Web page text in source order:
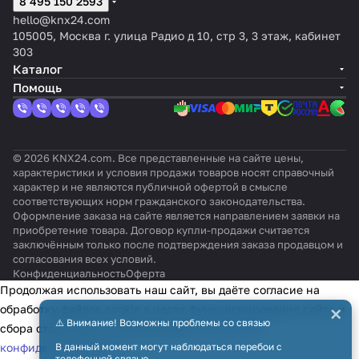
hello@knx24.com
105005, Москва г. улица Радио д 10, стр 3, 3 этаж, кабинет
303
Каталог
Помощь
© 2026 KNX24.com. Все представленные на сайте цены,
характеристики и условия продажи товаров носят справочный
характер и не являются публичной офертой в смысле
соответствующих норм гражданского законодательства.
Оформление заказа на сайте является направлением заявки на
приобретение товара. Договор купли-продажи считается
заключённым только после подтверждения заказа продавцом и
согласования всех условий.
КонфиденциальностьОферта
⚠️ Внимание! Возможны проблемы со связью
В данный момент могут наблюдаться перебои с
×
Продолжая использовать наш сайт, вы даёте согласие на
обработку файлов cookie в целях функционирования сайта и
сбора статистики в соответствии сполитикой
конфиденциальности